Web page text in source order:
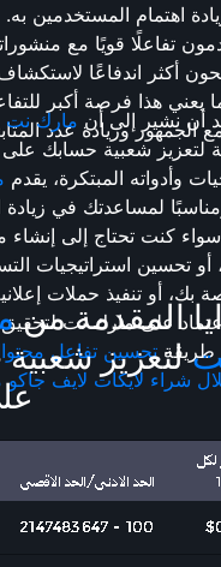
اهتمام المستخدمين
تفاعلًا قويًا مع
أكثر اندفاعًا
يعني هذا فرصة أكبر
الجمهور وزيادة عدد
أن نشير إلى أن مارك نت
لتعزيز شعبية حسابك
وأدواته المبتكرة، يقدم
لمساعدتك في
كنت تحتاج إلى إنشاء
أو تحسين استراتيجيات
بك، أو تنفيذ حملات
على مارك نت لتحقيق
طريقةتحسين تفاعل
شراء لايكات لايف
المقدمة من
لتعزيز